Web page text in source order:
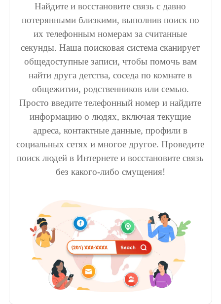
Найдите и восстановите связь с давно
потерянными близкими, выполнив поиск по
их телефонным номерам за считанные
секунды. Наша поисковая система сканирует
общедоступные записи, чтобы помочь вам
найти друга детства, соседа по комнате в
общежитии, родственников или семью.
Просто введите телефонный номер и найдите
информацию о людях, включая текущие
адреса, контактные данные, профили в
социальных сетях и многое другое. Проведите
поиск людей в Интернете и восстановите связь
без какого-либо смущения!